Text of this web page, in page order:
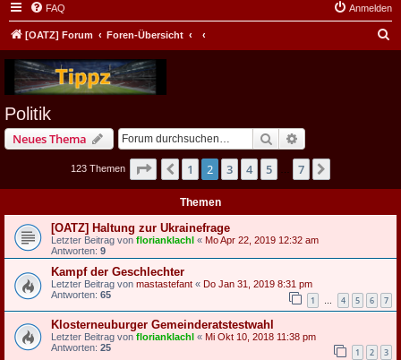
FAQ Anmelden
[OATZ] Forum Foren-Übersicht
Politik
Neues Thema Suche
123 Themen Seite von
Vorherige
1 2 3 4 5 7
Themen
[OATZ] Haltung zur Ukrainefrage
Letzter Beitrag von florianklachl « Mo Apr 22, 2019 12:32 am
Antworten: 9
Kampf der Geschlechter
Letzter Beitrag von mastastefant « Do Jan 31, 2019 8:31 pm
Antworten: 65 1 … 4 5 6 7
Klosterneuburger Gemeinderatstestwahl
Letzter Beitrag von florianklachl « Mi Okt 10, 2018 11:38 pm
Antworten: 25 1 2 3